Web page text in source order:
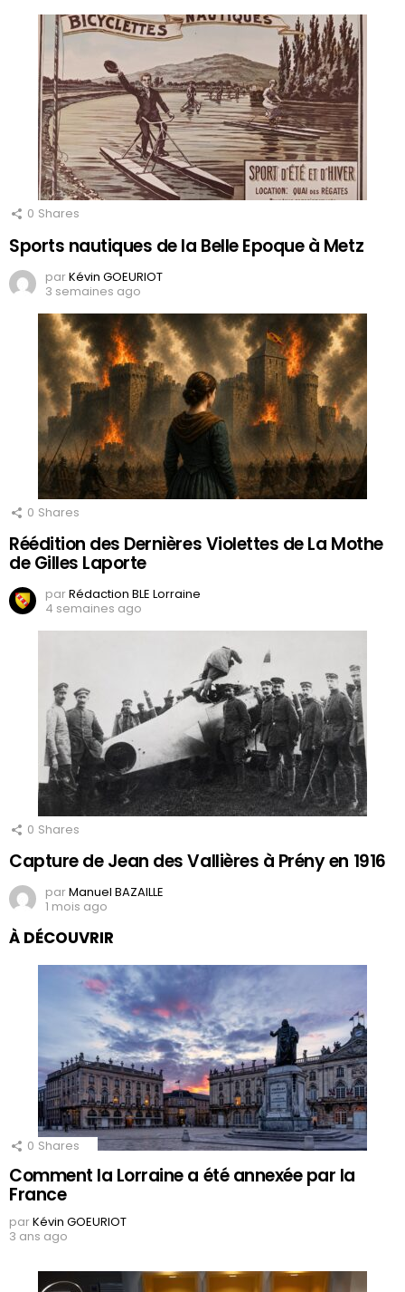
0 Shares
Sports nautiques de la Belle Epoque à Metz
parKévin GOEURIOT
3 semaines ago
0 Shares
Réédition des Dernières Violettes de La Mothe
de Gilles Laporte
parRédaction BLE Lorraine
4 semaines ago
0 Shares
Capture de Jean des Vallières à Prény en 1916
parManuel BAZAILLE
1 mois ago
À DÉCOUVRIR
0 Shares
Comment la Lorraine a été annexée par la
France
parKévin GOEURIOT
3 ans ago